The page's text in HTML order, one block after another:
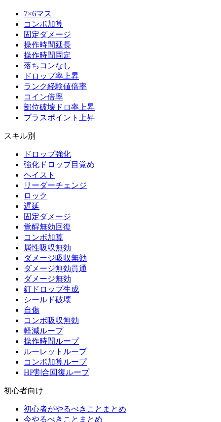
7×6マス
コンボ加算
固定ダメージ
操作時間延長
操作時間固定
落ちコンなし
ドロップ率上昇
ランク経験値倍率
コイン倍率
部位破壊ドロ率上昇
プラスポイント上昇
スキル別
ドロップ強化
強化ドロップ目覚め
ヘイスト
リーダーチェンジ
ロック
遅延
固定ダメージ
覚醒無効回復
コンボ加算
属性吸収無効
ダメージ吸収無効
ダメージ無効貫通
ダメージ無効
釘ドロップ生成
シールド破壊
自傷
コンボ吸収無効
軽減ループ
操作時間ループ
ルーレットループ
コンボ加算ループ
HP割合回復ループ
初心者向け
初心者がやるべきことまとめ
今やるべきことまとめ